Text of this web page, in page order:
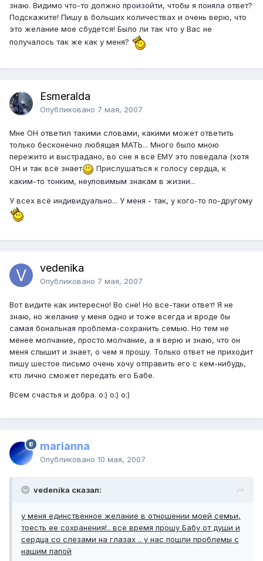
знаю. Видимо что-то должно произойти, чтобы я поняла ответ?
Подскажите! Пишу в больших количествах и очень верю, что
это желание мое сбудется! Было ли так что у Вас не
получалось так же как у меня?
Esmeralda
Опубликовано 7 мая, 2007
Мне ОН ответил такими словами, какими может ответить
только бесконечно любящая МАТЬ... Много было мною
пережито и выстрадано, во сне я всё ЕМУ это поведала (хотя
ОН и так всё знает
Прислушаться к голосу сердца, к
каким-то тонким, неуловимым знакам в жизни...
У всех всё индивидуально... У меня - так, у кого-то по-другому
vedenika
Опубликовано 7 мая, 2007
Вот видите как интересно! Во сне! Но все-таки ответ! Я не
знаю, но желание у меня одно и тоже всегда и вроде бы
самая бональная проблема-сохранить семью. Но тем не
менее молчание, просто молчание, а я верю и знаю, что он
меня слышит и знает, о чем я прошу. Только ответ не приходит
пишу шестое письмо очень хочу отправить его с кем-нибудь,
кто лично сможет передать его Бабе.
Всем счастья и добра. o:) o:) o:)
marianna
Опубликовано 10 мая, 2007
vedenika сказал:
у меня единственное желание в отношении моей семьи,
тоесть ее сохранения!.. все время прошу Бабу от души и
сердца со слезами на глазах .. у нас пошли проблемы с
нашим папой